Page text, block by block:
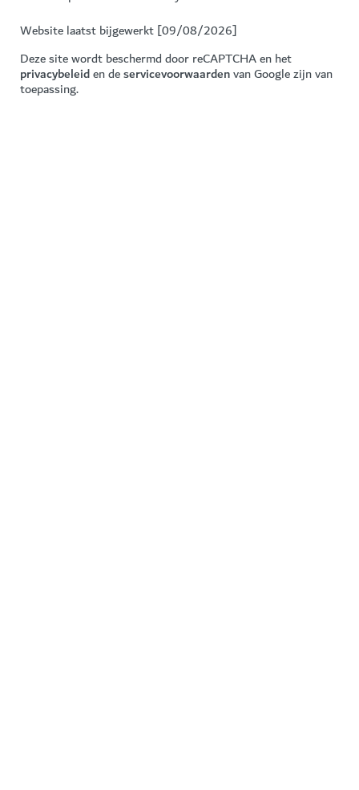
Website laatst bijgewerkt [09/08/2026]
Deze site wordt beschermd door reCAPTCHA en het
privacybeleiden deservicevoorwaardenvan Google zijn van
toepassing.